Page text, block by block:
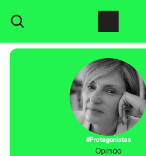
#Protagonistas
Opinião